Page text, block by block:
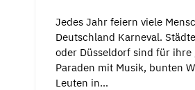
Jedes Jahr feiern viele
Deutschland Karneval.
oder Düsseldorf sind für ihre
Paraden mit Musik, bunten
Leuten in…